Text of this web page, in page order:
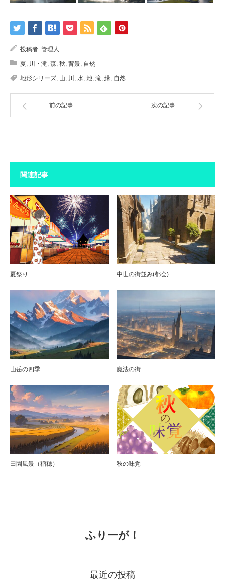
投稿者: 管理人
夏, 川・滝, 森, 秋, 背景, 自然
地形シリーズ, 山, 川 , 水, 池, 滝, 緑, 自然
前の記事 次の記事
関連記事
夏祭り 中世の街並み(都会)
山岳の四季 魔法の街
田園風景（稲穂） 秋の味覚
ふりーが！
最近の投稿